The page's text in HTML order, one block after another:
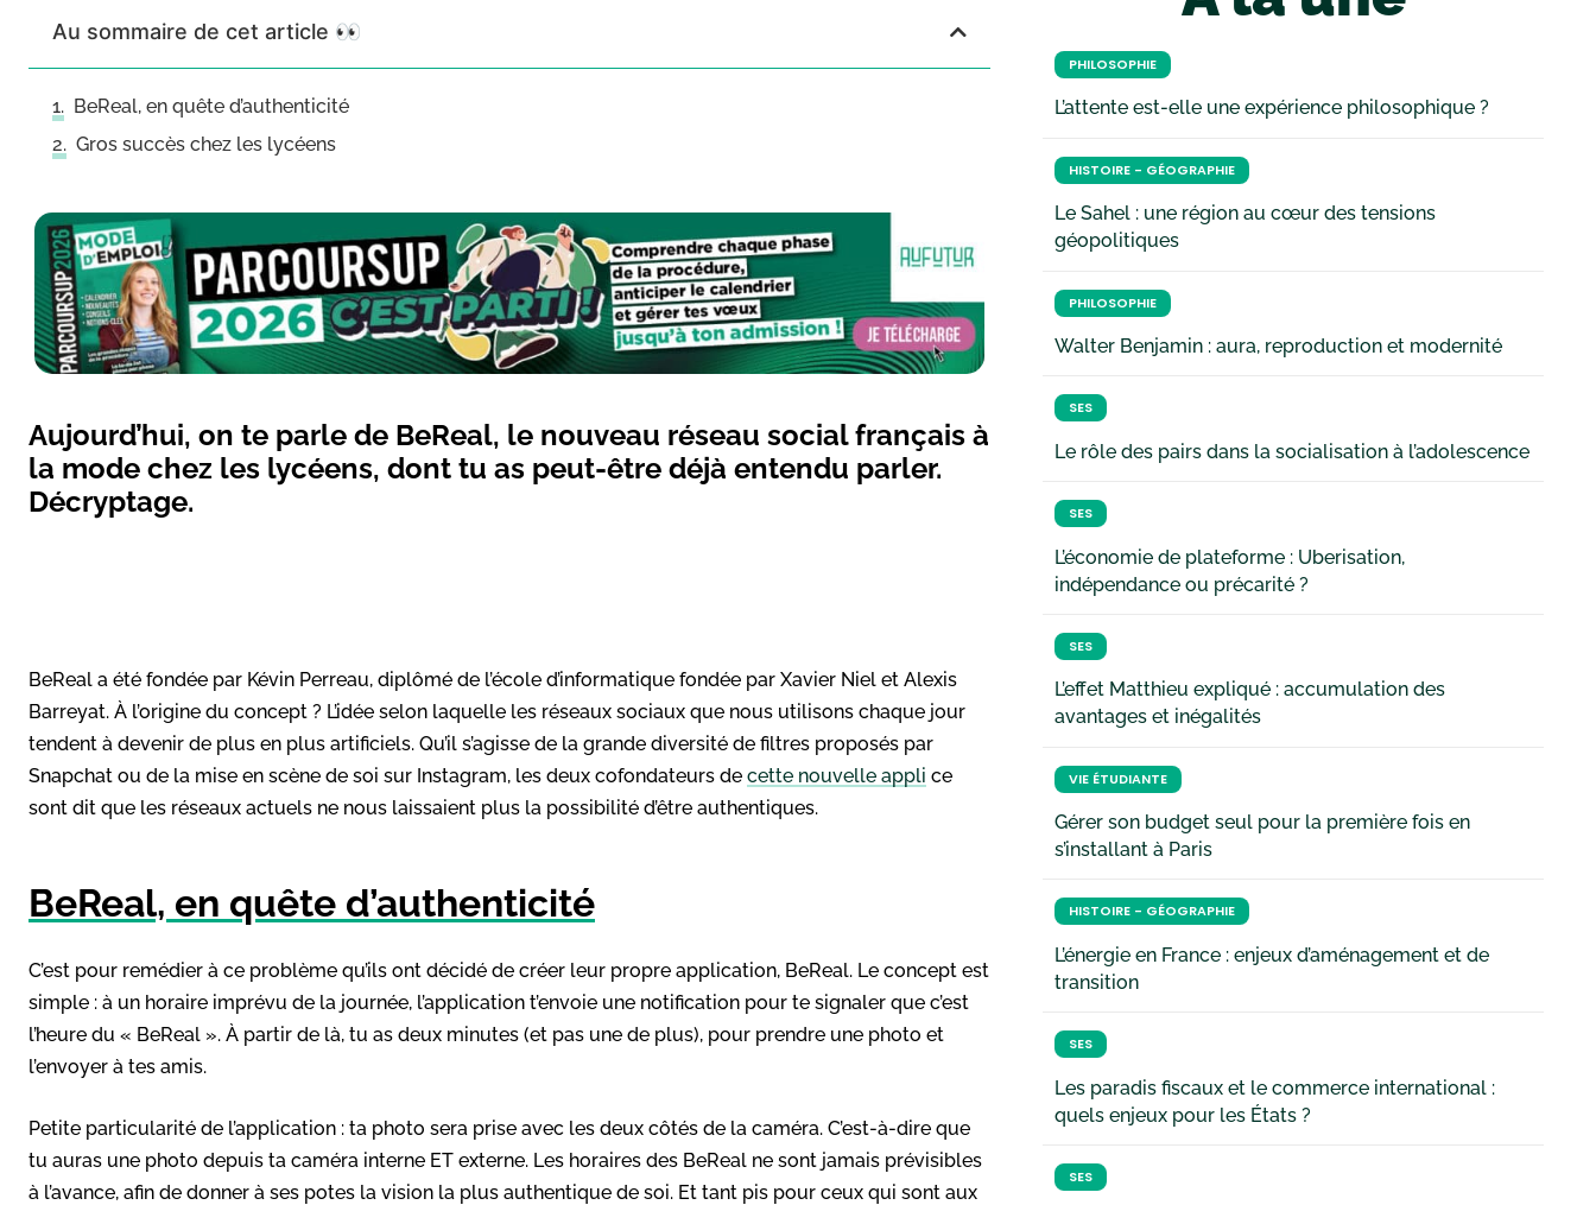
Au sommaire de cet article 👀
BeReal, en quête d’authenticité
Gros succès chez les lycéens
Aujourd’hui, on te parle de BeReal, le nouveau réseau social français à
la mode chez les lycéens, dont tu as peut-être déjà entendu parler.
Décryptage.
BeReal a été fondée par Kévin Perreau, diplômé de l’école d’informatique fondée par Xavier Niel et Alexis
Barreyat. À l’origine du concept ? L’idée selon laquelle les réseaux sociaux que nous utilisons chaque jour
tendent à devenir de plus en plus artificiels. Qu’il s’agisse de la grande diversité de filtres proposés par
Snapchat ou de la mise en scène de soi sur Instagram, les deux cofondateurs de cette nouvelle appli ce
sont dit que les réseaux actuels ne nous laissaient plus la possibilité d’être authentiques.
BeReal, en quête d’authenticité
C’est pour remédier à ce problème qu’ils ont décidé de créer leur propre application, BeReal. Le concept est
simple : à un horaire imprévu de la journée, l’application t’envoie une notification pour te signaler que c’est
l’heure du « BeReal ». À partir de là, tu as deux minutes (et pas une de plus), pour prendre une photo et
l’envoyer à tes amis.
Petite particularité de l’application : ta photo sera prise avec les deux côtés de la caméra. C’est-à-dire que
tu auras une photo depuis ta caméra interne ET externe. Les horaires des BeReal ne sont jamais prévisibles
à l’avance, afin de donner à ses potes la vision la plus authentique de soi. Et tant pis pour ceux qui sont aux
PHILOSOPHIE
L’attente est-elle une expérience philosophique ?
HISTOIRE - GÉOGRAPHIE
Le Sahel : une région au cœur des tensions
géopolitiques
PHILOSOPHIE
Walter Benjamin : aura, reproduction et modernité
SES
Le rôle des pairs dans la socialisation à l’adolescence
SES
L’économie de plateforme : Uberisation,
indépendance ou précarité ?
SES
L’effet Matthieu expliqué : accumulation des
avantages et inégalités
VIE ÉTUDIANTE
Gérer son budget seul pour la première fois en
s’installant à Paris
HISTOIRE - GÉOGRAPHIE
L’énergie en France : enjeux d’aménagement et de
transition
SES
Les paradis fiscaux et le commerce international :
quels enjeux pour les États ?
SES